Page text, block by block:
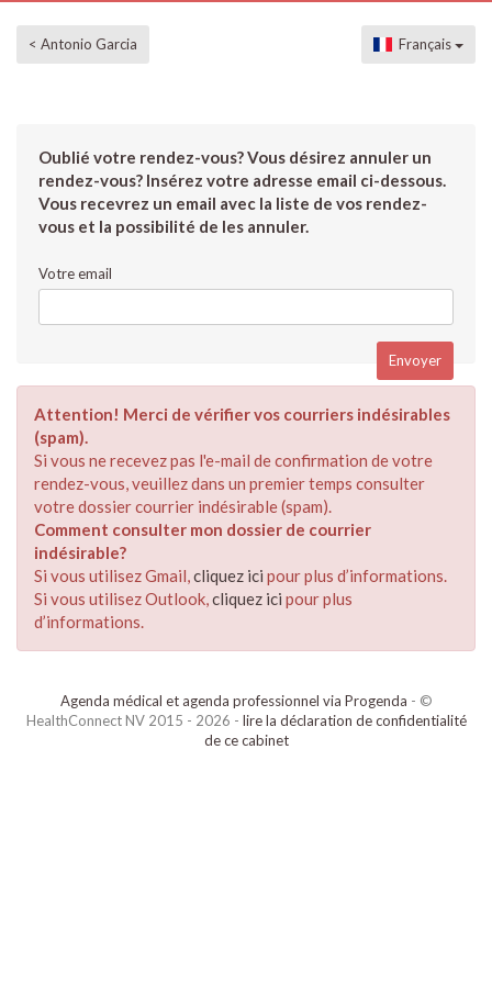
< Antonio Garcia Français
Oublié votre rendez-vous? Vous désirez annuler un
rendez-vous? Insérez votre adresse email ci-dessous.
Vous recevrez un email avec la liste de vos rendez-
vous et la possibilité de les annuler.
Votre email
Attention! Merci de vérifier vos courriers indésirables
(spam).
Si vous ne recevez pas l'e-mail de confirmation de votre
rendez-vous, veuillez dans un premier temps consulter
votre dossier courrier indésirable (spam).
Comment consulter mon dossier de courrier
indésirable?
Si vous utilisez Gmail,cliquez ici pour plus d’informations.
Si vous utilisez Outlook,cliquez ici pour plus
d’informations.
Agenda médical et agenda professionnel via Progenda - ©
HealthConnect NV 2015 - 2026 - lire la déclaration de confidentialité
de ce cabinet